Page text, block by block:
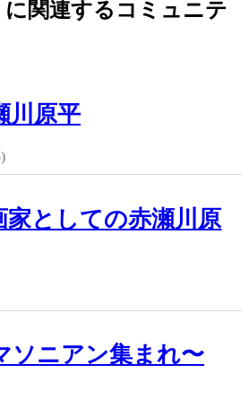
に関連するコミュニテ
川原平
家としての赤瀬川原
ソニアン集まれ〜